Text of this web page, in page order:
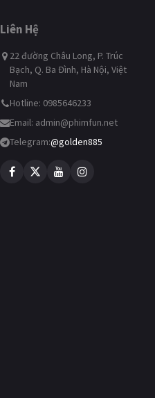
Liên Hệ
22 đường Châu Long, P. Trúc
Bạch, Q. Ba Đình, Hà Nội, Việt
Nam
Hotline: 0985646233
Email: admin@phimfun.net
Telegram:@golden885